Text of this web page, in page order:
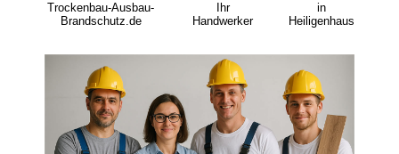
Trockenbau-Ausbau-
Brandschutz.de
Ihr
Handwerker
in
Heiligenhaus